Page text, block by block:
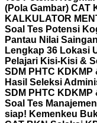
(Pola Gambar) CAT
KALKULATOR
Soal Tes Potensi
Pantau Nilai
Lengkap 36 Lokasi
Pelajari Kisi-Kisi &
SDM PHTC KDKMP
Hasil Seleksi
SDM PHTC KDKMP
Soal Tes
siap! Kemenkeu